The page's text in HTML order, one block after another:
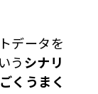
データを
うシナリ
くうまく